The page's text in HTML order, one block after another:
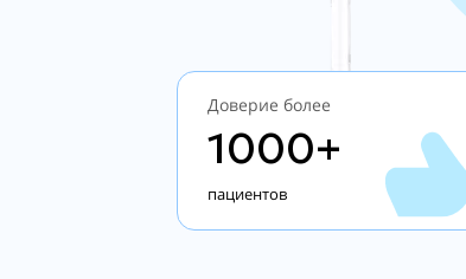
Доверие более
1000+
пациентов